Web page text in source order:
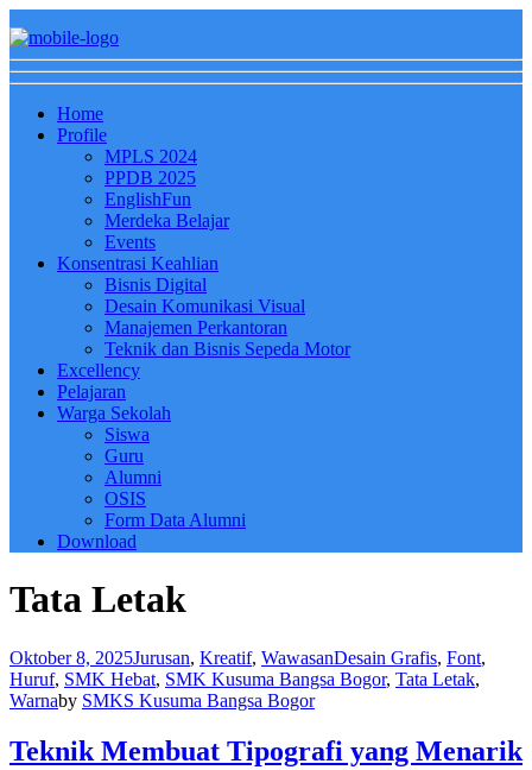
Home
Profile
MPLS 2024
PPDB 2025
EnglishFun
Merdeka Belajar
Events
Konsentrasi Keahlian
Bisnis Digital
Desain Komunikasi Visual
Manajemen Perkantoran
Teknik dan Bisnis Sepeda Motor
Excellency
Pelajaran
Warga Sekolah
Siswa
Guru
Alumni
OSIS
Form Data Alumni
Download
Tata Letak
Oktober 8, 2025Jurusan, Kreatif, WawasanDesain Grafis, Font,
Huruf, SMK Hebat, SMK Kusuma Bangsa Bogor, Tata Letak,
Warnaby SMKS Kusuma Bangsa Bogor
Teknik Membuat Tipografi yang Menarik